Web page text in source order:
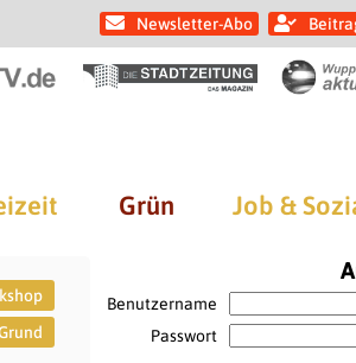
Newsletter-Abo
Grün Job &
Benutzername
Passwort